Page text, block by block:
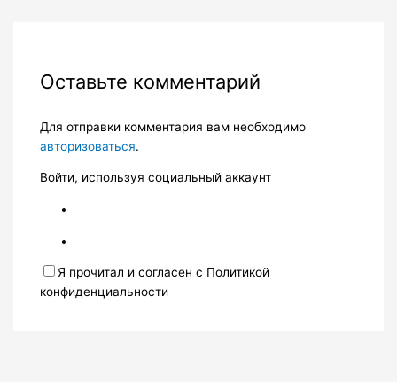
Оставьте комментарий
Для отправки комментария вам необходимо
авторизоваться.
Войти, используя социальный аккаунт
Я прочитал и согласен с Политикой
конфиденциальности